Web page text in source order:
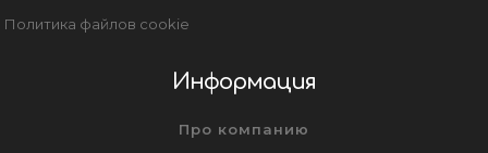
Политика файлов cookie
Информация
Про компанию